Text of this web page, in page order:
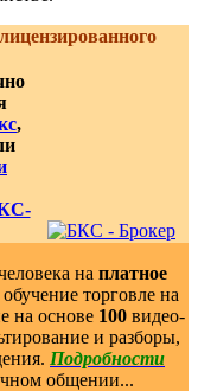
,
на платное
торговле на
на основе 100видео-
и разборы,
Подробности
общении...